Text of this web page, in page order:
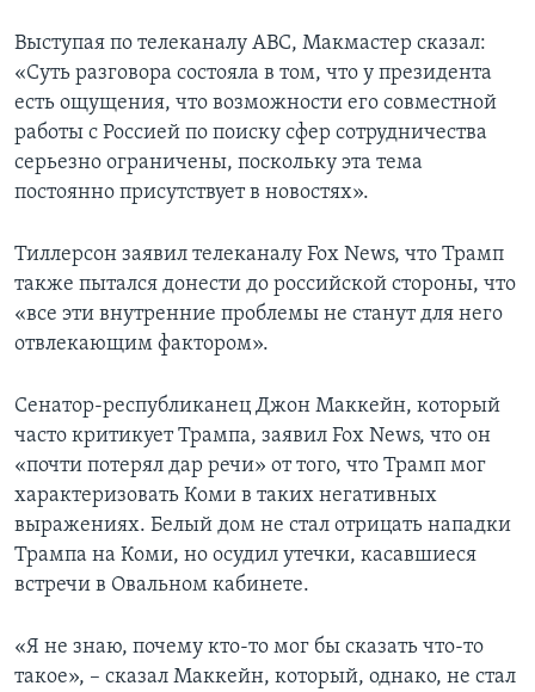
Выступая по телеканалу АВС, Макмастер сказал:
«Суть разговора состояла в том, что у президента
есть ощущения, что возможности его совместной
работы с Россией по поиску сфер сотрудничества
серьезно ограничены, поскольку эта тема
постоянно присутствует в новостях».
Тиллерсон заявил телеканалу Fox News, что Трамп
также пытался донести до российской стороны, что
«все эти внутренние проблемы не станут для него
отвлекающим фактором».
Сенатор-республиканец Джон Маккейн, который
часто критикует Трампа, заявил Fox News, что он
«почти потерял дар речи» от того, что Трамп мог
характеризовать Коми в таких негативных
выражениях. Белый дом не стал отрицать нападки
Трампа на Коми, но осудил утечки, касавшиеся
встречи в Овальном кабинете.
«Я не знаю, почему кто-то мог бы сказать что-то
такое», – сказал Маккейн, который, однако, не стал